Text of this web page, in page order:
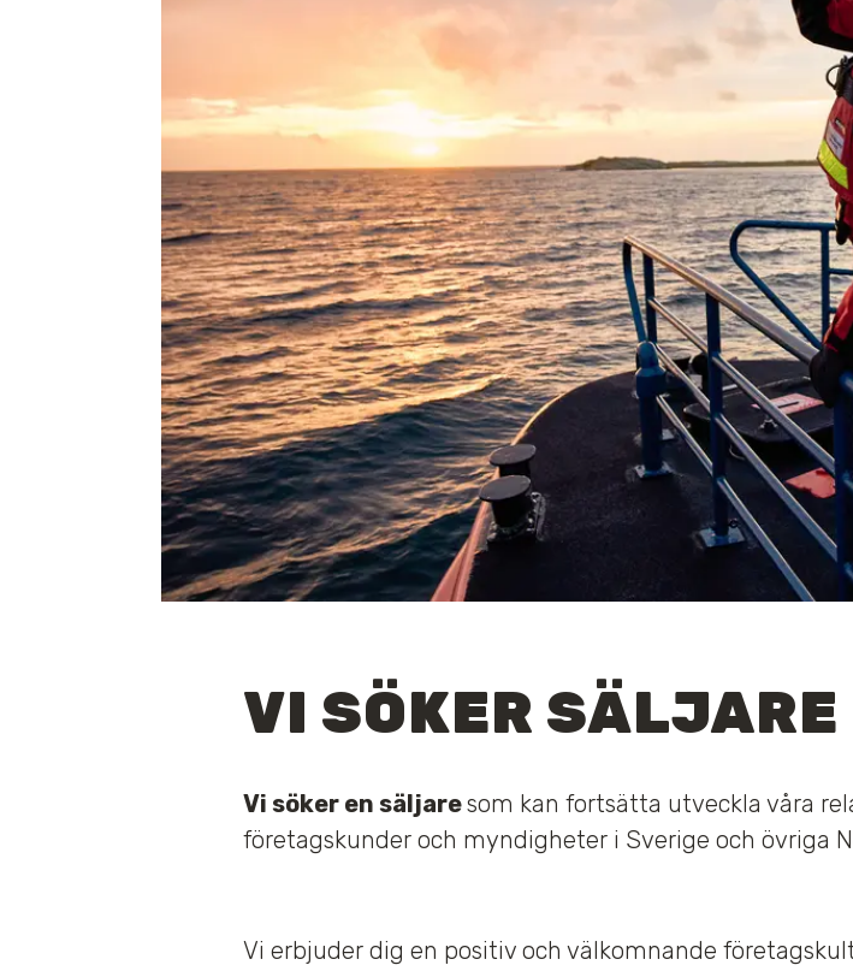
VI SÖKER SÄLJARE
Vi söker en säljaresom kan fortsätta utveckla våra
företagskunder och myndigheter i Sverige och övriga
Vi erbjuder dig en positiv och välkomnande